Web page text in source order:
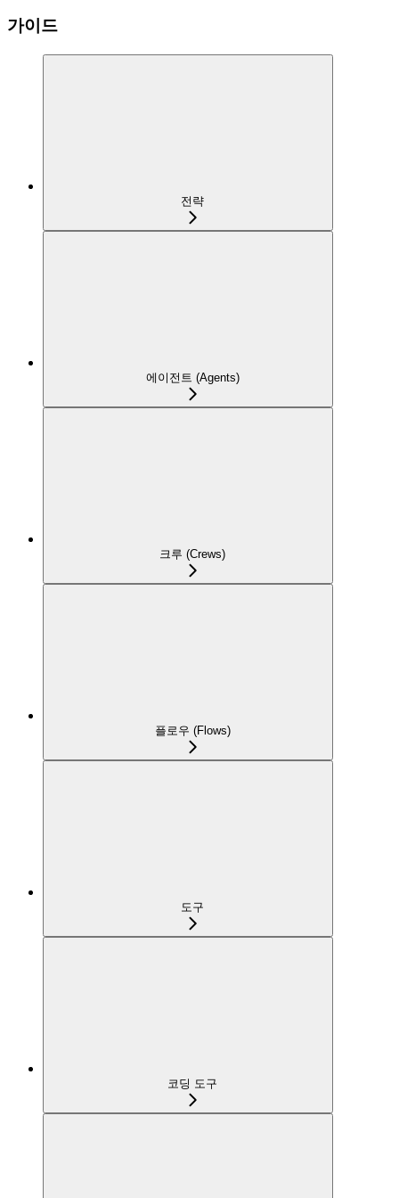
가이드
전략
에이전트 (Agents)
크루 (Crews)
플로우 (Flows)
도구
코딩 도구